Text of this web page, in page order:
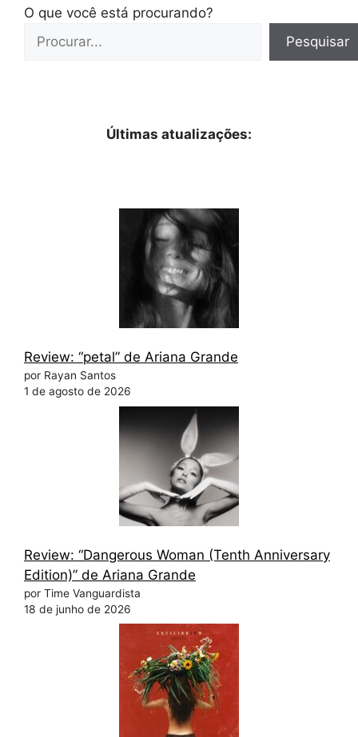
O que você está procurando?
Pesquisar
Últimas atualizações:
Review: “petal” de Ariana Grande
por Rayan Santos
1 de agosto de 2026
Review: “Dangerous Woman (Tenth Anniversary
Edition)” de Ariana Grande
por Time Vanguardista
18 de junho de 2026